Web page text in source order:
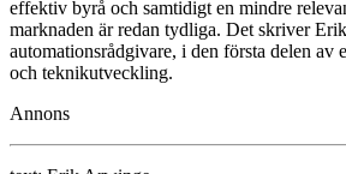
effektiv byrå och samtidigt en mindre
marknaden är redan tydliga. Det skriver
automationsrådgivare, i den första delen av
och teknikutveckling.
Annons